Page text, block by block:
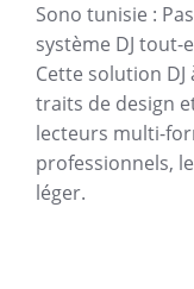
Sono tunisie :
système DJ tout-
Cette solution
traits de design
lecteurs multi-
professionnels,
léger.